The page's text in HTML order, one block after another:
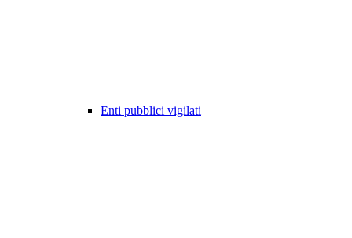
Enti pubblici vigilati